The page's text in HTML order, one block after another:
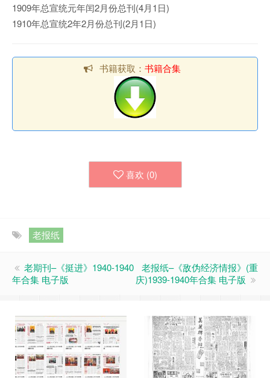
1909年总宣统元年闰2月份总刊(4月1日)
1910年总宣统2年2月份总刊(2月1日)
书籍获取： 书籍合集
喜欢 (0)
老报纸
老期刊–《挺进》1940-1940
年合集 电子版
老报纸–《敌伪经济情报》(重
庆)1939-1940年合集 电子版